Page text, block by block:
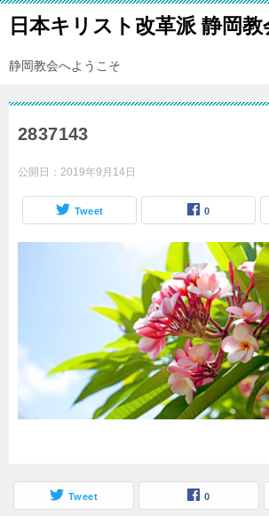
日本キリスト改革派 静岡教
静岡教会へようこそ
2837143
公開日： 2019年9月14日
Tweet 0
Tweet 0